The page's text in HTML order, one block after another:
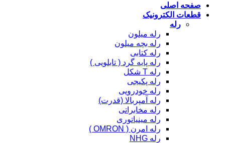
صفحه اصلی
قطعات الکترونیک
رله
رله میلون
رله بچه میلون
رله کتابی
رله پایه گرد ( تابلویی )
رله T شکل
رله پکیجی
رله خودرویی
رله آمپربالا (قدرت)
رله مخابراتی
رله مینیاتوری
رله امرن ( OMRON )
رله NHG